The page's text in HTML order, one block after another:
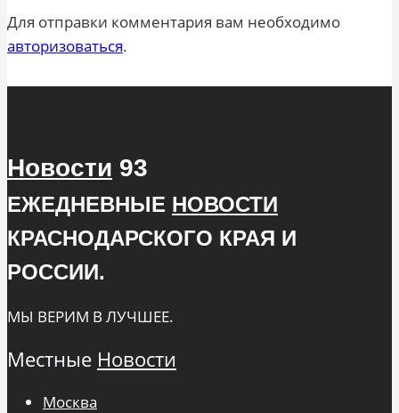
Для отправки комментария вам необходимо
авторизоваться.
Новости 93
ЕЖЕДНЕВНЫЕ НОВОСТИ
КРАСНОДАРСКОГО КРАЯ И
РОССИИ.
МЫ ВЕРИМ В ЛУЧШЕЕ.
Местные Новости
Москва